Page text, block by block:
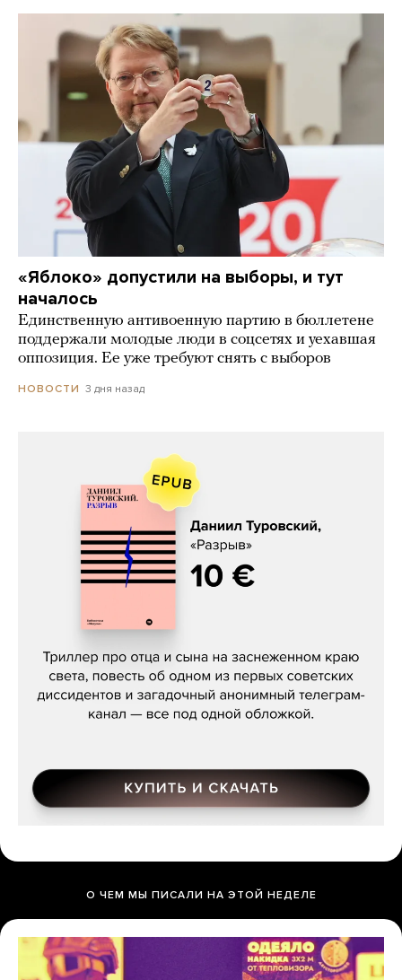
«Яблоко» допустили на выборы, и тут
началось
Единственную антивоенную партию в бюллетене
поддержали молодые люди в соцсетях и уехавшая
оппозиция. Ее уже требуют снять с выборов
НОВОСТИ 3 дня назад
Даниил Туровский, «Разрыв»
О ЧЕМ МЫ ПИСАЛИ НА ЭТОЙ НЕДЕЛЕ